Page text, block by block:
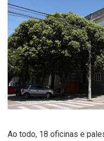
Ao todo, 18 oficinas e